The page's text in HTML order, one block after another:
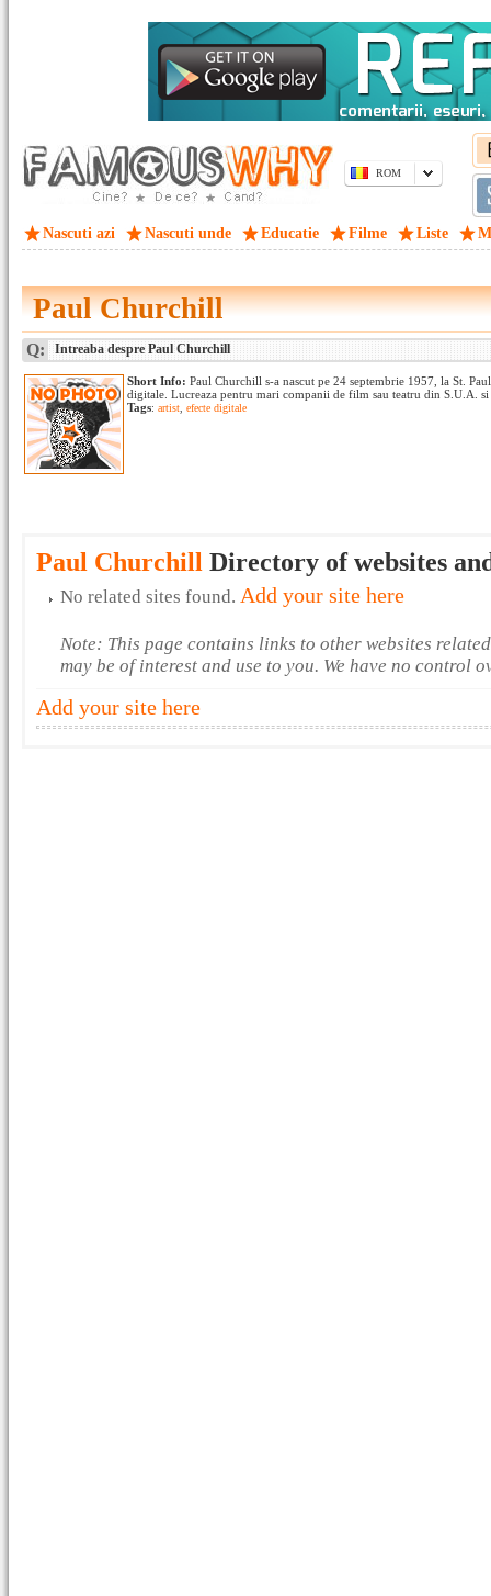
ROM
Nascuti azi Nascuti unde Educatie Filme Liste
Paul Churchill
Q: Intreaba despre Paul Churchill
Short Info: Paul Churchill s-a nascut pe 24 septembrie 1957, la St.
digitale. Lucreaza pentru mari companii de film sau teatru din S.U.A.
Tags: artist efecte digitale
Paul Churchill Directory of websites
No related sites found. Add your site here
Note: This page contains links to other websites
may be of interest and use to you. We have no control
Add your site here